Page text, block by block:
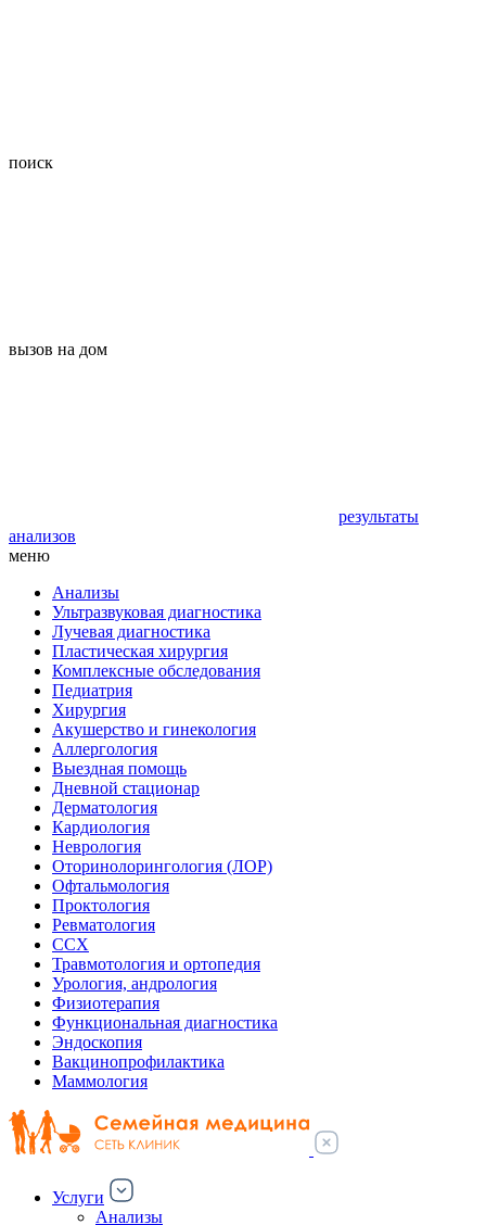
поиск
вызов на дом
результаты
анализов
меню
Анализы
Ультразвуковая диагностика
Лучевая диагностика
Пластическая хирургия
Комплексные обследования
Педиатрия
Хирургия
Акушерство и гинекология
Аллергология
Выездная помощь
Дневной стационар
Дерматология
Кардиология
Неврология
Оторинолорингология (ЛОР)
Офтальмология
Проктология
Ревматология
ССХ
Травмотология и ортопедия
Урология, андрология
Физиотерапия
Функциональная диагностика
Эндоскопия
Вакцинопрофилактика
Маммология
Услуги
Анализы